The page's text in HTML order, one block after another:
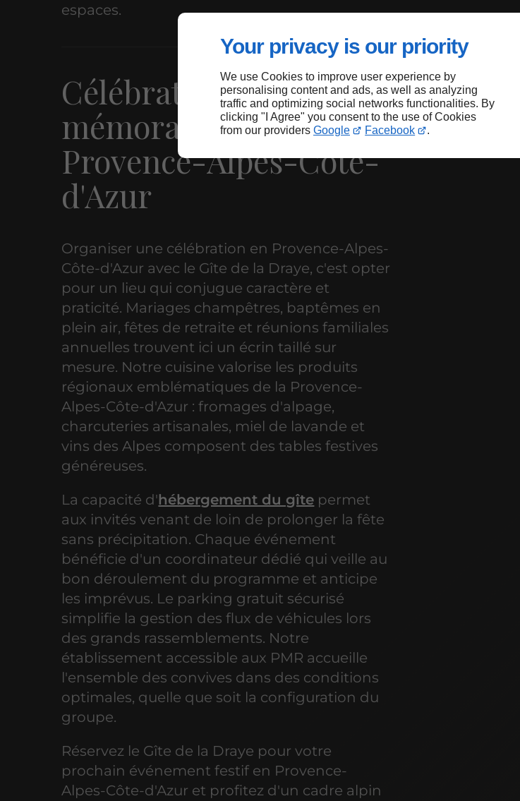
Your privacy is our priority
We use Cookies to improve user experience by
personalising content and ads, as well as analyzing
traffic and optimizing social networks functionalities. By
clicking "I Agree" you consent to the use of Cookies
from our providers Google Facebook .
espaces.
Célébrations et fêtes
mémorables en
Provence-Alpes-Côte-
d'Azur
Organiser une célébration en Provence-Alpes-
Côte-d'Azur avec le Gîte de la Draye, c'est opter
pour un lieu qui conjugue caractère et
praticité. Mariages champêtres, baptêmes en
plein air, fêtes de retraite et réunions familiales
annuelles trouvent ici un écrin taillé sur
mesure. Notre cuisine valorise les produits
régionaux emblématiques de la Provence-
Alpes-Côte-d'Azur : fromages d'alpage,
charcuteries artisanales, miel de lavande et
vins des Alpes composent des tables festives
généreuses.
La capacité d'hébergement du gîte permet
aux invités venant de loin de prolonger la fête
sans précipitation. Chaque événement
bénéficie d'un coordinateur dédié qui veille au
bon déroulement du programme et anticipe
les imprévus. Le parking gratuit sécurisé
simplifie la gestion des flux de véhicules lors
des grands rassemblements. Notre
établissement accessible aux PMR accueille
l'ensemble des convives dans des conditions
optimales, quelle que soit la configuration du
groupe.
Réservez le Gîte de la Draye pour votre
prochain événement festif en Provence-
Alpes-Côte-d'Azur et profitez d'un cadre alpin